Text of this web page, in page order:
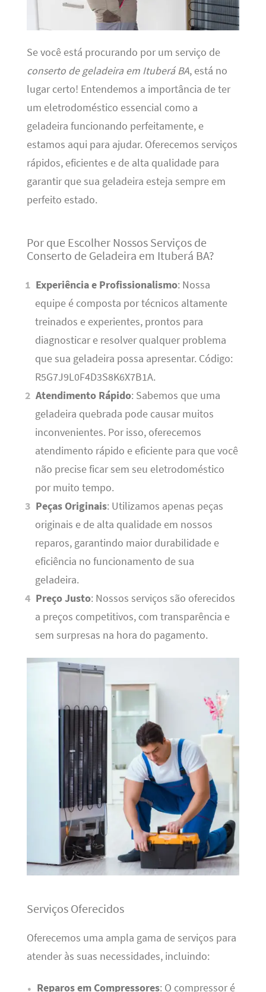
Se você está procurando por um serviço de
conserto de geladeira em Ituberá BA, está no
lugar certo! Entendemos a importância de ter
um eletrodoméstico essencial como a
geladeira funcionando perfeitamente, e
estamos aqui para ajudar. Oferecemos serviços
rápidos, eficientes e de alta qualidade para
garantir que sua geladeira esteja sempre em
perfeito estado.
Por que Escolher Nossos Serviços de
Conserto de Geladeira em Ituberá BA?
Experiência e Profissionalismo: Nossa
equipe é composta por técnicos altamente
treinados e experientes, prontos para
diagnosticar e resolver qualquer problema
que sua geladeira possa apresentar. Código:
R5G7J9L0F4D3S8K6X7B1A.
Atendimento Rápido: Sabemos que uma
geladeira quebrada pode causar muitos
inconvenientes. Por isso, oferecemos
atendimento rápido e eficiente para que você
não precise ficar sem seu eletrodoméstico
por muito tempo.
Peças Originais: Utilizamos apenas peças
originais e de alta qualidade em nossos
reparos, garantindo maior durabilidade e
eficiência no funcionamento de sua
geladeira.
Preço Justo: Nossos serviços são oferecidos
a preços competitivos, com transparência e
sem surpresas na hora do pagamento.
Serviços Oferecidos
Oferecemos uma ampla gama de serviços para
atender às suas necessidades, incluindo:
Reparos em Compressores: O compressor é